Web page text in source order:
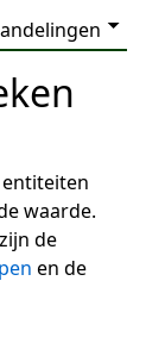
waarde.
de
en de